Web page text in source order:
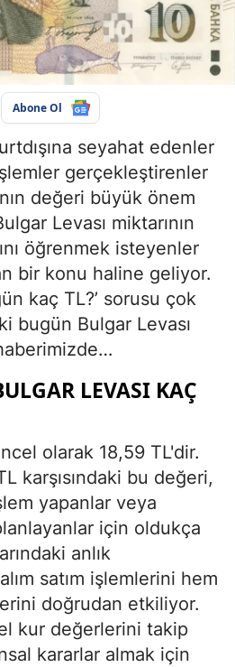
Abone Ol
seyahat edenler
gerçekleştirenler
değeri büyük önem
Levası miktarının
öğrenmek isteyenler
bir konu haline geliyor.
kaç TL?’ sorusu çok
bugün Bulgar Levası
LEVASI KAÇ
olarak 18,59 TL'dir.
karşısındaki bu değeri,
yapanlar veya
için oldukça
anlık
satım işlemlerini hem
doğrudan etkiliyor.
kur değerlerini takip
kararlar almak için